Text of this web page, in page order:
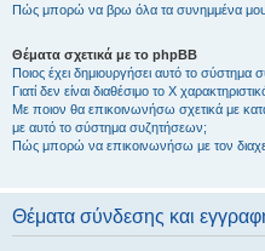
Πώς μπορώ να βρω όλα τα συνημμένα
Θέματα σχετικά με το phpBB
Ποιος έχει δημιουργήσει αυτό το σύστημα
Γιατί δεν είναι διαθέσιμο το Χ
Με ποιον θα επικοινωνήσω σχετικά με
με αυτό το σύστημα συζητήσεων;
Πώς μπορώ να επικοινωνήσω με τον
Θέματα σύνδεσης και